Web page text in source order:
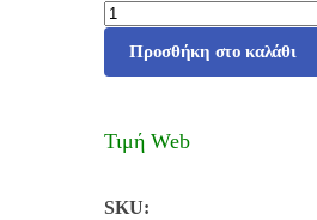
Προσθήκη στο καλάθι
Τιμή Web
SKU: